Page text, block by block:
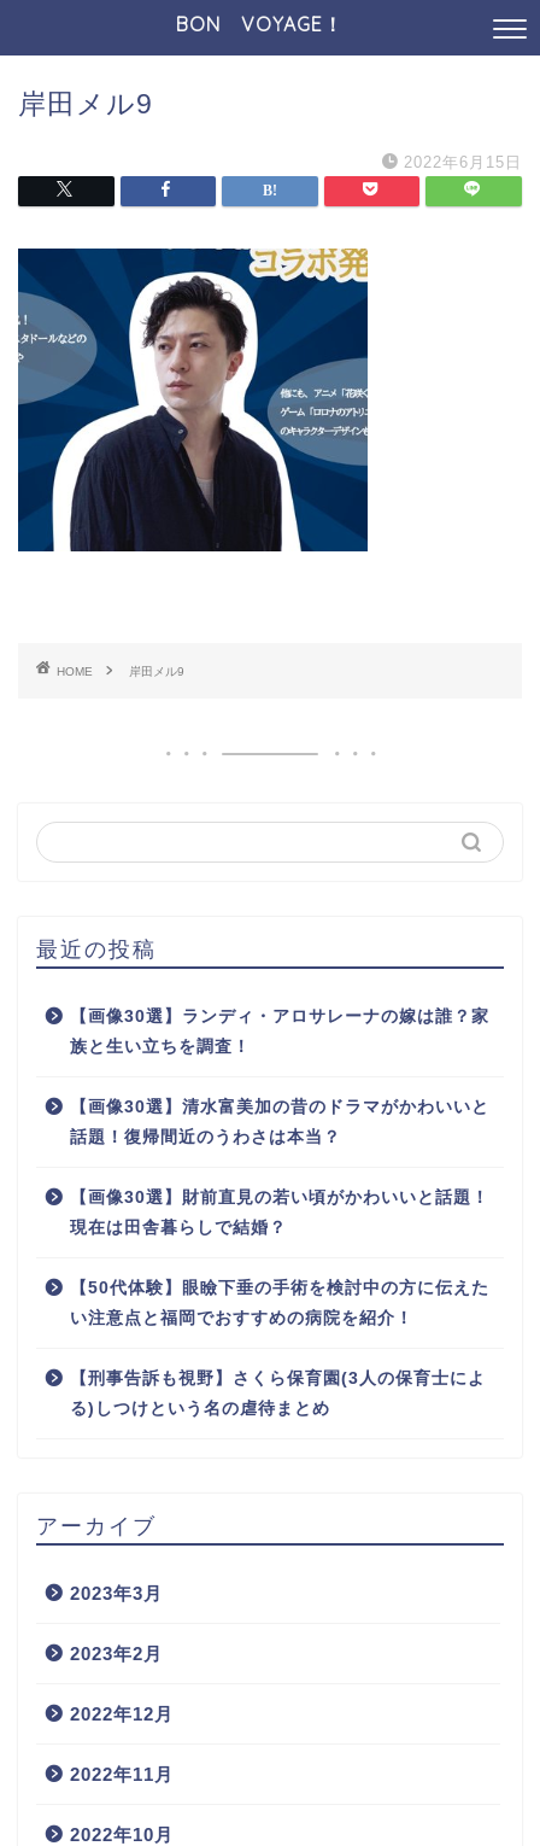
BON VOYAGE！
岸田メル9
2022年6月15日
HOME 岸田メル9
最近の投稿
【画像30選】ランディ・アロサレーナの嫁は誰？家
族と生い立ちを調査！
【画像30選】清水富美加の昔のドラマがかわいいと
話題！復帰間近のうわさは本当？
【画像30選】財前直見の若い頃がかわいいと話題！
現在は田舎暮らしで結婚？
【50代体験】眼瞼下垂の手術を検討中の方に伝えた
い注意点と福岡でおすすめの病院を紹介！
【刑事告訴も視野】さくら保育園(3人の保育士によ
る)しつけという名の虐待まとめ
アーカイブ
2023年3月
2023年2月
2022年12月
2022年11月
2022年10月